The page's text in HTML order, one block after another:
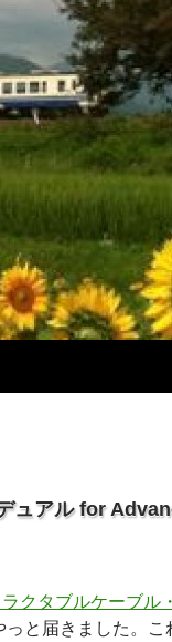
ュアル for
ラクタブルケーブル
っと届きました。